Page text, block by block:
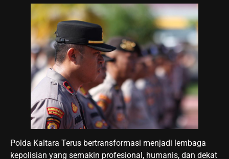
Polda Kaltara Terus bertransformasi menjadi lembaga
kepolisian yang semakin profesional, humanis, dan dekat